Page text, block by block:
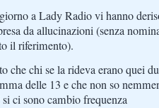
a Lady Radio vi hanno
da allucinazioni (senza
il riferimento).
che chi se la rideva erano quei
delle 13 e che non so
si ci sono cambio frequenza